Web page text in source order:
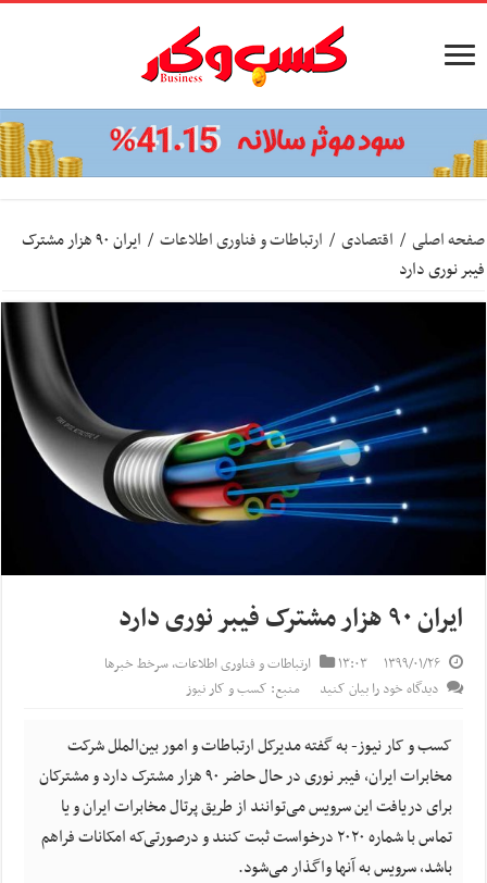
صفحه اصلی / اقتصادی / ارتباطات و فناوری اطلاعات /
ایران ۹۰ هزار مشترک
فیبر نوری دارد
ایران ۹۰ هزار مشترک فیبر نوری دارد
۱۳۹۹/۰۱/۲۶ ۱۳:۰۳ ارتباطات و فناوری اطلاعات,سرخط خبرها
دیدگاه خود را بیان کنید
منبع: کسب و کار نیوز
کسب و کار نیوز- به گفته مدیرکل ارتباطات و امور بین‌الملل شرکت
مخابرات ایران، فیبر نوری در حال حاضر ۹۰ هزار مشترک دارد و مشترکان
برای دریافت این سرویس می‌توانند از طریق پرتال مخابرات ایران و یا
تماس با شماره ۲۰۲۰ درخواست ثبت کنند و درصورتی‌که امکانات فراهم
باشد، سرویس به آنها واگذار می‌شود.